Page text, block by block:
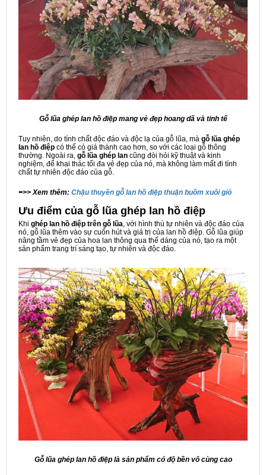
Gỗ lũa ghép lan hồ điệp mang vẻ đẹp hoang dã và tinh tế
Tuy nhiên, do tính chất độc đáo và độc lạ của gỗ lũa, mà gỗ lũa ghép
lan hồ điệp có thể có giá thành cao hơn, so với các loại gỗ thông
thường. Ngoài ra, gỗ lũa ghép lan cũng đòi hỏi kỹ thuật và kinh
nghiệm, để khai thác tối đa vẻ đẹp của nó, mà không làm mất đi tính
chất tự nhiên độc đáo của gỗ.
=>> Xem thêm: Chậu thuyền gỗ lan hồ điệp thuận buồm xuôi gió
Ưu điểm của gỗ lũa ghép lan hồ điệp
Khi ghép lan hồ điệp trên gỗ lũa, với hình thù tự nhiên và độc đáo của
nó, gỗ lũa thêm vào sự cuốn hút và giá trị của lan hồ điệp. Gỗ lũa giúp
nâng tầm vẻ đẹp của hoa lan thông qua thế dáng của nó, tạo ra một
sản phẩm trang trí sáng tạo, tự nhiên và độc đáo.
Gỗ lũa ghép lan hồ điệp là sản phẩm có độ bền vô cùng cao